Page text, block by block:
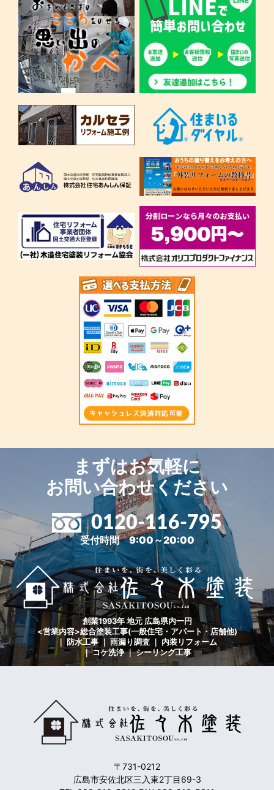
まずはお気軽に
お問い合わせください
0120-116-795
受付時間 9:00～20:00
創業1993年 地元 広島県内一円
<営業内容>総合塗装工事(一般住宅・アパート・店舗他)
｜ 防水工事 ｜ 雨漏り調査 ｜ 内装リフォーム
｜ コケ洗浄 ｜ シーリング工事
〒731-0212
広島市安佐北区三入東2丁目69-3